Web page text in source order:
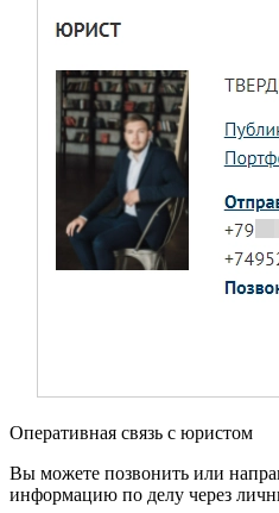
Оперативная связь с юристом
Вы можете позвонить или
информацию по делу через